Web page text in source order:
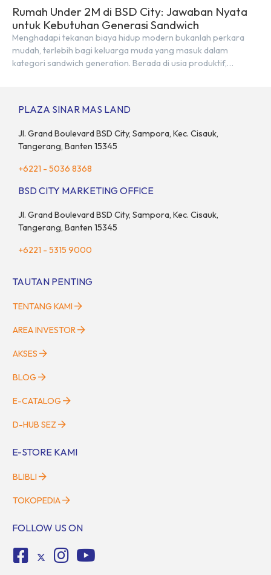
Rumah Under 2M di BSD City: Jawaban Nyata
untuk Kebutuhan Generasi Sandwich
Menghadapi tekanan biaya hidup modern bukanlah perkara
mudah, terlebih bagi keluarga muda yang masuk dalam
kategori sandwich generation. Berada di usia produktif,
Fenomena urban ini kian marak di kota-kota besar, termasuk di
PLAZA SINAR MAS LAND
Jl. Grand Boulevard BSD City, Sampora, Kec. Cisauk,
Tangerang, Banten 15345
+6221 - 5036 8368
BSD CITY MARKETING OFFICE
Jl. Grand Boulevard BSD City, Sampora, Kec. Cisauk,
Tangerang, Banten 15345
+6221 - 5315 9000
TAUTAN PENTING
TENTANG KAMI
AREA INVESTOR
AKSES
BLOG
E-CATALOG
D-HUB SEZ
E-STORE KAMI
BLIBLI
TOKOPEDIA
FOLLOW US ON